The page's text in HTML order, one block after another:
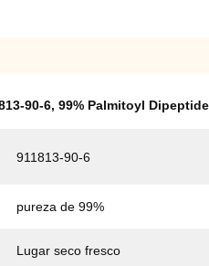
90-6, 99% Palmitoyl
911813-90-6
pureza de 99%
Lugar seco fresco